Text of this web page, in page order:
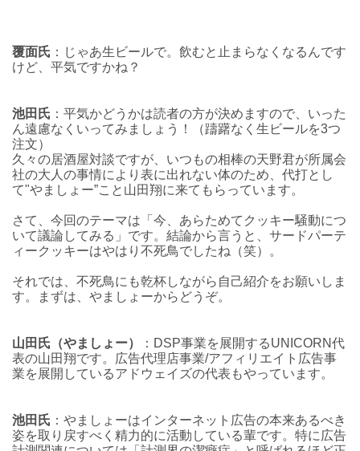
覆面氏 ：じゃあ生ビールで。飲むと止まらなくなるんです
けど、平気ですかね？
池田氏 ：平気かどうかは読者の方が決めますので、いった
ん遠慮なくいってみましょう！（躊躇なく生ビールを3つ
注文）
久々の居酒屋対談ですが、いつもの相棒の天野君が所属会
社の大人の事情により表に出れない体のため、代打とし
て"やましょー”こと山田翔に来てもらっています。
さて、今回のテーマは「今、あらためてクッキー騒動につ
いて議論してみる」です。 結論から言うと、サードパーテ
ィークッキーはやはり不死鳥でしたね（笑）。
それでは、不死鳥にも乾杯しながら自己紹介をお願いしま
す。まずは、やましょーからどうぞ。
山田氏（やましょー）
：DSP事業を展開するUNICORN代
表の山田翔です。広告代理店事業/アフィリエイト広告事
業を展開しているアドウェイズの代表もやっています。
池田氏 ：やましょーはインターネット広告の本来あるべき
姿を取り戻すべく精力的に活動している輩です。特に広告